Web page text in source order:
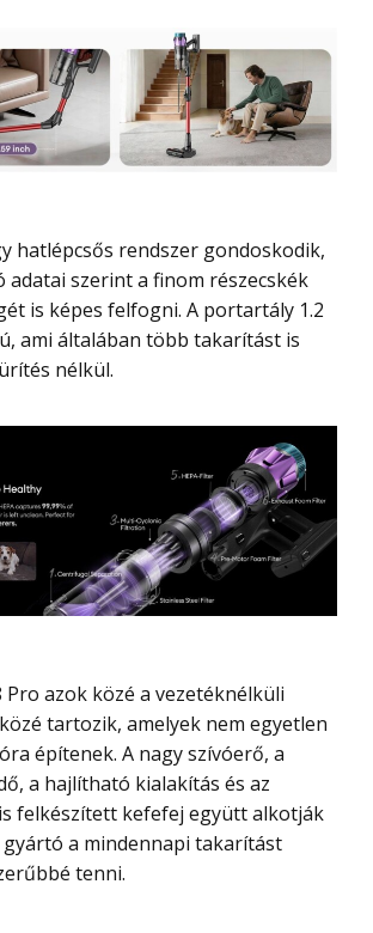
adatai szerint a finom részecskék
is képes felfogni. A portartály 1.2
ami általában több takarítást is
nélkül.
tartozik, amelyek nem egyetlen
építenek. A nagy szívóerő, a
a hajlítható kialakítás és az
felkészített kefefej együtt alkotják
gyártó a mindennapi takarítást
tenni.